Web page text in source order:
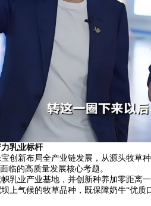
力乳业标杆
创新布局全产业链发展，从源头牧草
临的高质量发展核心考题。
乳业产业基地，并创新种养加零距离
上气候的牧草品种，既保障奶牛“优